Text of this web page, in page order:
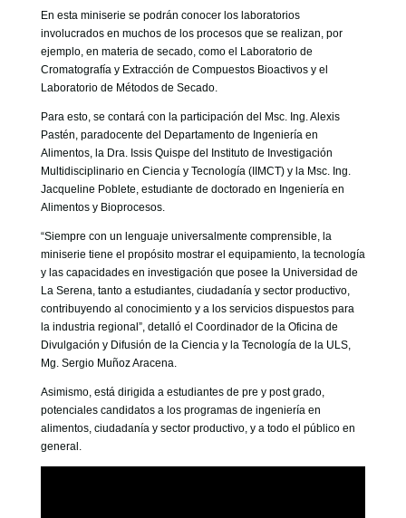
En esta miniserie se podrán conocer los laboratorios
involucrados en muchos de los procesos que se realizan, por
ejemplo, en materia de secado, como el Laboratorio de
Cromatografía y Extracción de Compuestos Bioactivos y el
Laboratorio de Métodos de Secado.
Para esto, se contará con la participación del Msc. Ing. Alexis
Pastén, paradocente del Departamento de Ingeniería en
Alimentos, la Dra. Issis Quispe del Instituto de Investigación
Multidisciplinario en Ciencia y Tecnología (IIMCT) y la Msc. Ing.
Jacqueline Poblete, estudiante de doctorado en Ingeniería en
Alimentos y Bioprocesos.
“Siempre con un lenguaje universalmente comprensible, la
miniserie tiene el propósito mostrar el equipamiento, la tecnología
y las capacidades en investigación que posee la Universidad de
La Serena, tanto a estudiantes, ciudadanía y sector productivo,
contribuyendo al conocimiento y a los servicios dispuestos para
la industria regional”, detalló el Coordinador de la Oficina de
Divulgación y Difusión de la Ciencia y la Tecnología de la ULS,
Mg. Sergio Muñoz Aracena.
Asimismo, está dirigida a estudiantes de pre y post grado,
potenciales candidatos a los programas de ingeniería en
alimentos, ciudadanía y sector productivo, y a todo el público en
general.